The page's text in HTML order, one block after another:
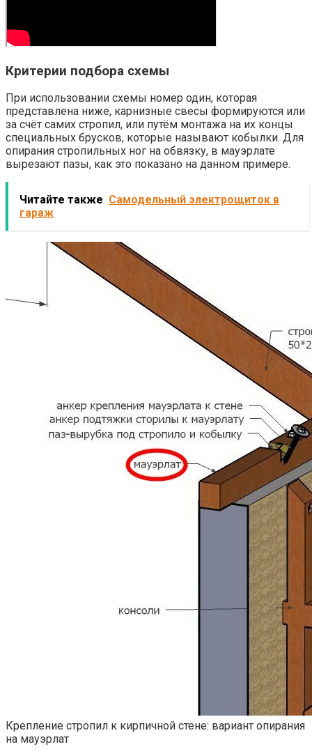
Критерии подбора схемы
При использовании схемы номер один, которая
представлена ниже, карнизные свесы формируются или
за счёт самих стропил, или путём монтажа на их концы
специальных брусков, которые называют кобылки. Для
опирания стропильных ног на обвязку, в мауэрлате
вырезают пазы, как это показано на данном примере.
Читайте также Самодельный электрощиток в
гараж
Крепление стропил к кирпичной стене: вариант опирания
на мауэрлат